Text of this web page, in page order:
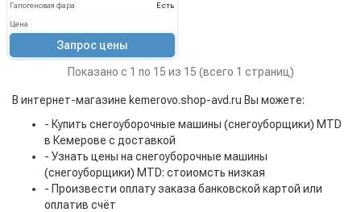
Галогеновая фара
Есть
Цена
Запрос цены
Показано с 1 по 15 из 15 (всего 1 страниц)
В интернет-магазине kemerovo.shop-avd.ru Вы можете:
- Купить снегоуборочные машины (снегоуборщики) MTD
в Кемерове с доставкой
- Узнать цены на снегоуборочные машины
(снегоуборщики) MTD: стоиомсть низкая
- Произвести оплату заказа банковской картой или
оплатив счёт